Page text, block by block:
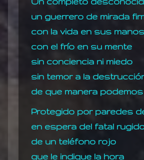
un guerrero de mirada
con la vida en sus manos
con el frío en su mente
sin conciencia ni miedo
sin temor a la
de que manera
Protegido por paredes
en espera del fatal
de un teléfono rojo
que le indique la hora